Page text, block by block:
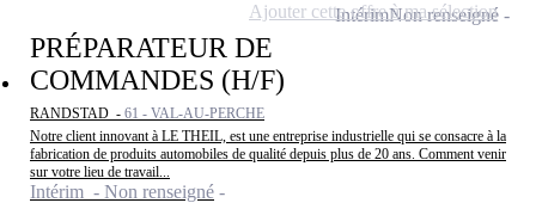
PRÉPARATEUR DE
COMMANDES (H/F)
RANDSTAD - 61 - VAL-AU-PERCHE
Notre client innovant à LE THEIL, est une entreprise industrielle qui se consacre à la
fabrication de produits automobiles de qualité depuis plus de 20 ans. Comment venir
sur votre lieu de travail...
Intérim - Non renseigné
IntérimNon renseigné
Ajouter cette offre à ma sélection